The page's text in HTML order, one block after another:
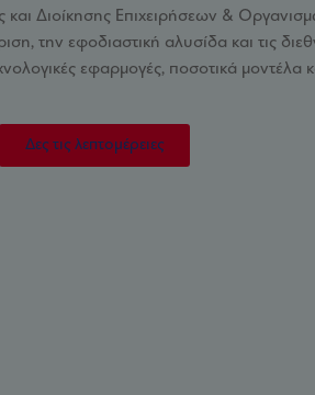
Διοίκησης Επιχειρήσεων &
την εφοδιαστική αλυσίδα και τις
εφαρμογές, ποσοτικά μοντέλα
Δες τις λεπτομέρειες